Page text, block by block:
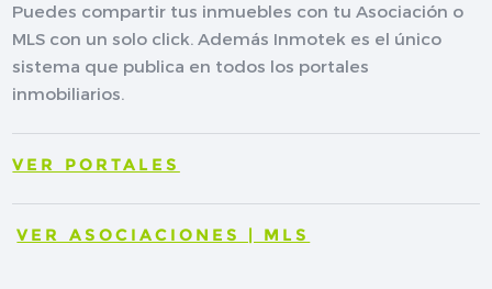
Puedes compartir tus inmuebles con tu Asociación o
MLS con un solo click. Además Inmotek es el único
sistema que publica en todos los portales
inmobiliarios.
VER PORTALES
VER ASOCIACIONES | MLS